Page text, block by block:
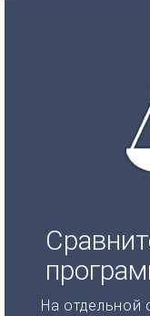
На отдельной